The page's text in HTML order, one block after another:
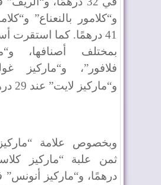
و“كلامور بالنعناع”
41 درهمًا. كما استقرت
بمختلف أصنافها،
فلافور”، و“ماركيز
و“ماركيز لايت” عند 29 درهمًا
وبخصوص علامة